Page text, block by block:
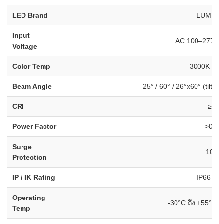
LED Brand
Input
Voltage
AC
Color Temp 3000K –
Beam Angle 25° / 60° / 26°x60°
CRI ≥70
Power Factor
Surge
Protection
IP / IK Rating IP66 /
Operating
Temp
-30°C ถึง